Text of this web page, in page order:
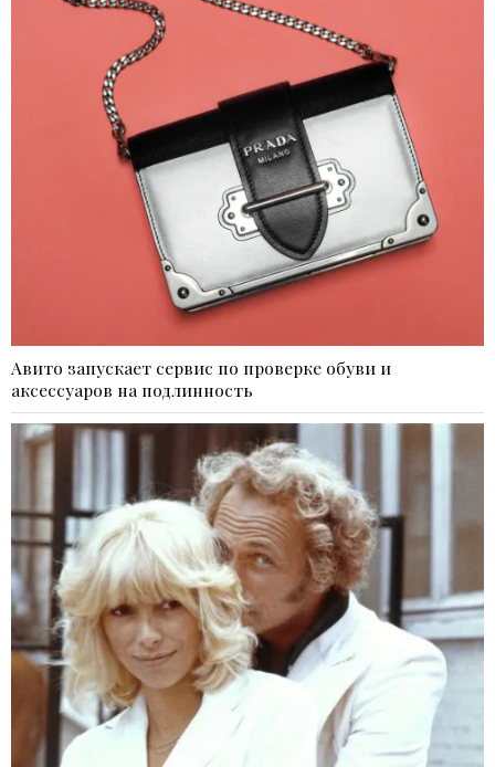
Авито запускает сервис по проверке обуви и
аксессуаров на подлинность